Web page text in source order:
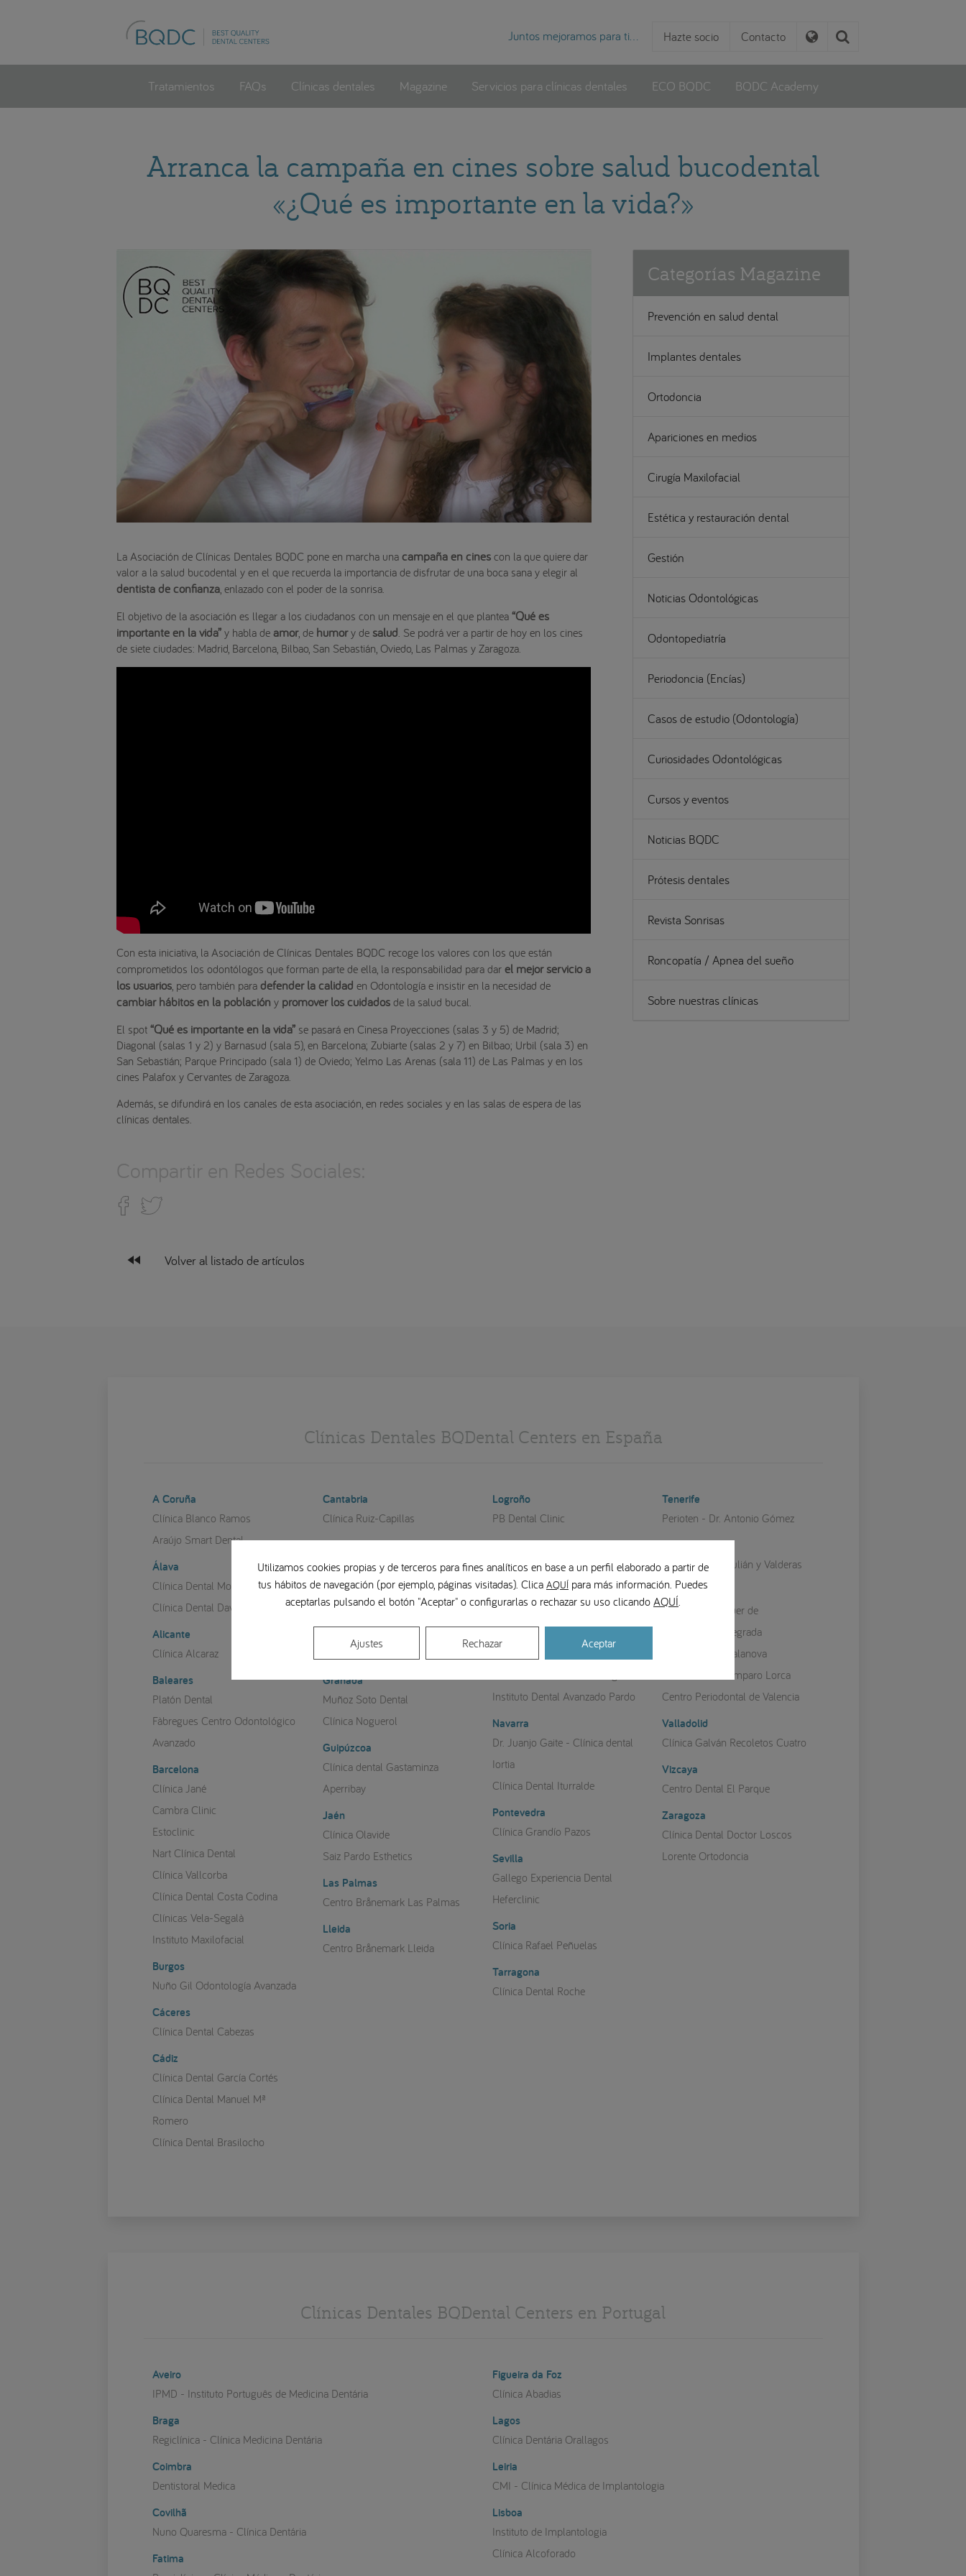
Juntos mejoramos para ti... Hazte socio Contacto
Tratamientos FAQs Clínicas dentales Magazine Servicios para clínicas dentales ECO BQDC BQDC Academy
Arranca la campaña en cines sobre salud bucodental
«¿Qué es importante en la vida?»
La Asociación de Clínicas Dentales BQDC pone en marcha unacampaña en cines con la que quiere dar
valor a la salud bucodental y en el que recuerda la importancia de disfrutar de una boca sana y elegir al
dentista de confianza, enlazado con el poder de la sonrisa.
El objetivo de la asociación es llegar a los ciudadanos con un mensaje en el que plantea“Qué es
importante en la vida” y habla deamor, de humory de salud. Se podrá ver a partir de hoy en los cines
de siete ciudades: Madrid, Barcelona, Bilbao, San Sebastián, Oviedo, Las Palmas y Zaragoza.
Con esta iniciativa, la Asociación de Clínicas Dentales BQDC recoge los valores con los que están
comprometidos los odontólogos que forman parte de ella, la responsabilidad para darel mejor servicio a
los usuarios, pero también paradefender la calidad en Odontología e insistir en la necesidad de
cambiar hábitos en la población y promover los cuidados de la salud bucal.
El spot“Qué es importante en la vida” se pasará en Cinesa Proyecciones (salas 3 y 5) de Madrid;
Diagonal (salas 1 y 2) y Barnasud (sala 5), en Barcelona; Zubiarte (salas 2 y 7) en Bilbao; Urbil (sala 3) en
San Sebastián; Parque Principado (sala 1) de Oviedo; Yelmo Las Arenas (sala 11) de Las Palmas y en los
cines Palafox y Cervantes de Zaragoza.
Además, se difundirá en los canales de esta asociación, en redes sociales y en las salas de espera de las
clínicas dentales.
fast_rewind Volver al listado de artículos
Categorías Magazine
Prevención en salud dental
Implantes dentales
Ortodoncia
Apariciones en medios
Cirugía Maxilofacial
Estética y restauración dental
Gestión
Noticias Odontológicas
Odontopediatría
Periodoncia (Encías)
Casos de estudio (Odontología)
Curiosidades Odontológicas
Cursos y eventos
Noticias BQDC
Prótesis dentales
Revista Sonrisas
Roncopatía / Apnea del sueño
Sobre nuestras clínicas
Clínicas Dentales BQDental Centers en España
A Coruña
Clínica Blanco Ramos
Araújo Smart Dental
Álava
Clínica Dental Mozas
Clínica Dental David Chávarri
Alicante
Clínica Alcaraz
Baleares
Platón Dental
Fàbregues Centro Odontológico
Avanzado
Barcelona
Clínica Jané
Cambra Clinic
Estoclinic
Nart Clínica Dental
Clínica Vallcorba
Clínica Dental Costa Codina
Clínicas Vela-Segalà
Instituto Maxilofacial
Burgos
Nuño Gil Odontología Avanzada
Cáceres
Clínica Dental Cabezas
Cádiz
Clínica Dental García Cortés
Clínica Dental Manuel Mª
Romero
Clínica Dental Brasilocho
Cantabria
Clínica Ruiz-Capillas
Castellón
Cristina Querol
Berbís Estela
Girona
OCLINIC - Dr. Josep Vila
Clínica Dental Dra. Jorgina Estany
Granada
Muñoz Soto Dental
Clínica Noguerol
Guipúzcoa
Clínica dental Gastaminza
Aperribay
Jaén
Clínica Olavide
Saiz Pardo Esthetics
Las Palmas
Centro Brånemark Las Palmas
Lleida
Centro Brånemark Lleida
Logroño
PB Dental Clinic
Madrid
Clínica Dental Vilaboa
Clínica Ciro
CIMPLA
Clínica Dental Herrera Briones
Instituto Dental Avanzado Pardo
Navarra
Dr. Juanjo Gaite - Clínica dental
Iortia
Clínica Dental Iturralde
Pontevedra
Clínica Grandío Pazos
Sevilla
Gallego Experiencia Dental
Heferclinic
Soria
Clínica Rafael Peñuelas
Tarragona
Clínica Dental Roche
Tenerife
Perioten - Dr. Antonio Gómez
Teruel
Clínica Dental Julián y Valderas
Valencia
Clínica Carrasquer de
Odontología Integrada
Clínica Perios Salanova
Clínica Perios Amparo Lorca
Centro Periodontal de Valencia
Valladolid
Clínica Galván Recoletos Cuatro
Vizcaya
Centro Dental El Parque
Zaragoza
Clínica Dental Doctor Loscos
Lorente Ortodoncia
Clínicas Dentales BQDental Centers en Portugal
Aveiro
IPMD - Instituto Português de Medicina Dentária
Braga
Regiclínica - Clínica Medicina Dentária
Coimbra
Dentistoral Medica
Covilhã
Nuno Quaresma - Clínica Dentária
Fatima
Figueira da Foz
Clínica Abadias
Lagos
Clínica Dentária Orallagos
Leiria
CMI - Clínica Médica de Implantologia
Lisboa
Instituto de Implantologia
Clínica Alcoforado
Utilizamos cookies propias y de terceros para fines analíticos en base a un perfil elaborado a partir de
tus hábitos de navegación (por ejemplo, páginas visitadas). Clica AQUÍ para más información. Puedes
aceptarlas pulsando el botón "Aceptar" o configurarlas o rechazar su uso clicando AQUÍ.
Aceptar
Rechazar
Ajustes